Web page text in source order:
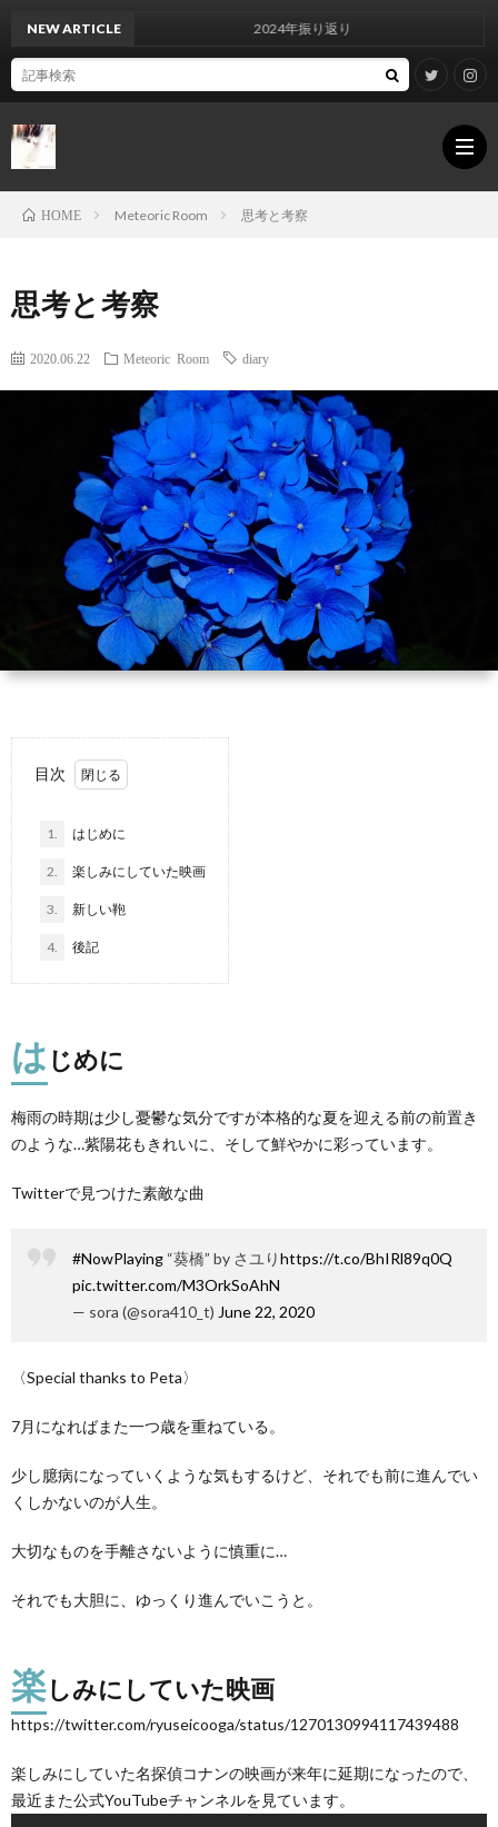
NEW ARTICLE 2024年振り返り
HOME Meteoric Room 思考と考察
思考と考察
2020.06.22 Meteoric Room diary
目次
1. はじめに
2. 楽しみにしていた映画
3. 新しい鞄
4. 後記
は じめに
梅雨の時期は少し憂鬱な気分ですが本格的な夏を迎える前の前置き
のような…紫陽花もきれいに、そして鮮やかに彩っています。
Twitterで見つけた素敵な曲
#NowPlaying “葵橋” by さユりhttps://t.co/BhIRl89q0Q
pic.twitter.com/M3OrkSoAhN
— sora (@sora410_t) June 22, 2020
〈Special thanks to Peta〉
7月になればまた一つ歳を重ねている。
少し臆病になっていくような気もするけど、それでも前に進んでい
くしかないのが人生。
大切なものを手離さないように慎重に…
それでも大胆に、ゆっくり進んでいこうと。
楽しみにしていた映画
https://twitter.com/ryuseicooga/status/1270130994117439488
楽しみにしていた名探偵コナンの映画が来年に延期になったので、
最近また公式YouTubeチャンネルを見ています。